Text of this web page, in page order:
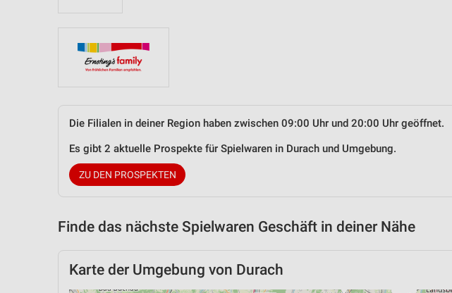
Die Filialen in deiner Region haben zwischen 09:00 Uhr und 20:00 Uhr geöffnet.
Es gibt 2 aktuelle Prospekte für Spielwaren in Durach und Umgebung.
ZU DEN PROSPEKTEN
Finde das nächste Spielwaren Geschäft in deiner Nähe
Karte der Umgebung von Durach